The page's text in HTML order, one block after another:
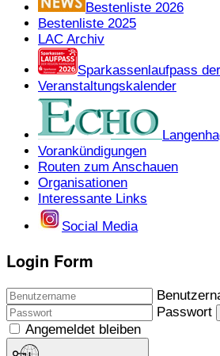
Bestenliste 2026
Bestenliste 2025
LAC Archiv
Sparkassenlaufpass
Veranstaltungskalender
Vorankündigungen
Routen zum Anschauen
Organisationen
Interessante Links
Social Media
Login Form
Passwort
Angemeldet bleiben